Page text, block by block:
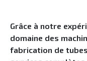
Grâce à notre
domaine des
fabrication de